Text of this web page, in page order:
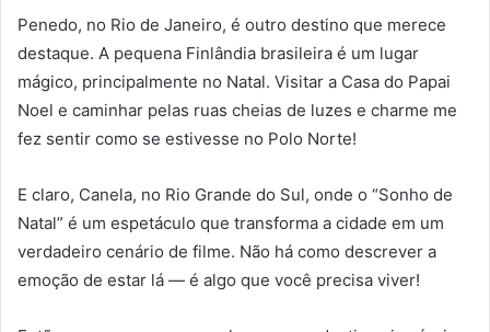
Penedo, no Rio de Janeiro, é outro destino que merece
destaque. A pequena Finlândia brasileira é um lugar
mágico, principalmente no Natal. Visitar a Casa do Papai
Noel e caminhar pelas ruas cheias de luzes e charme me
fez sentir como se estivesse no Polo Norte!
E claro, Canela, no Rio Grande do Sul, onde o “Sonho de
Natal” é um espetáculo que transforma a cidade em um
verdadeiro cenário de filme. Não há como descrever a
emoção de estar lá — é algo que você precisa viver!